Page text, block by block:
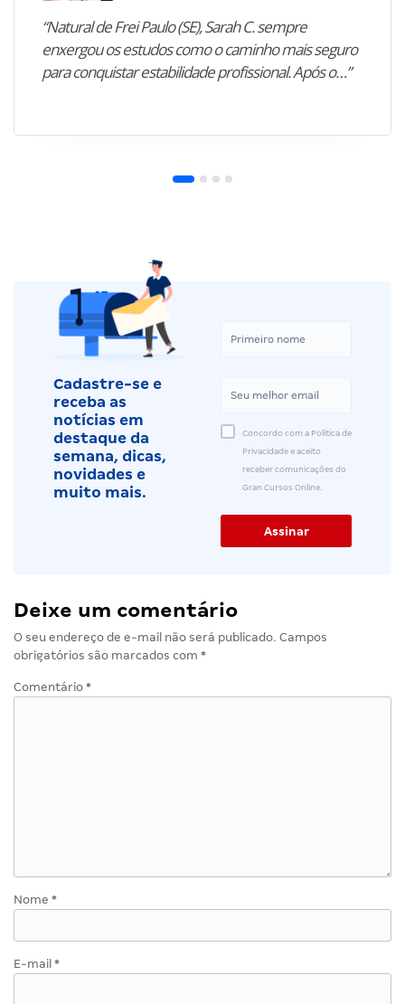
“Natural de Frei Paulo (SE), Sarah C. sempre
enxergou os estudos como o caminho mais seguro
para conquistar estabilidade profissional. Após o…”
Cadastre-se e
receba as
notícias em
destaque da
semana, dicas,
novidades e
muito mais.
Concordo com a Política de
Privacidade e aceito
receber comunicações do
Gran Cursos Online.
Deixe um comentário
O seu endereço de e-mail não será publicado. Campos
obrigatórios são marcados com *
Comentário *
Nome *
E-mail *